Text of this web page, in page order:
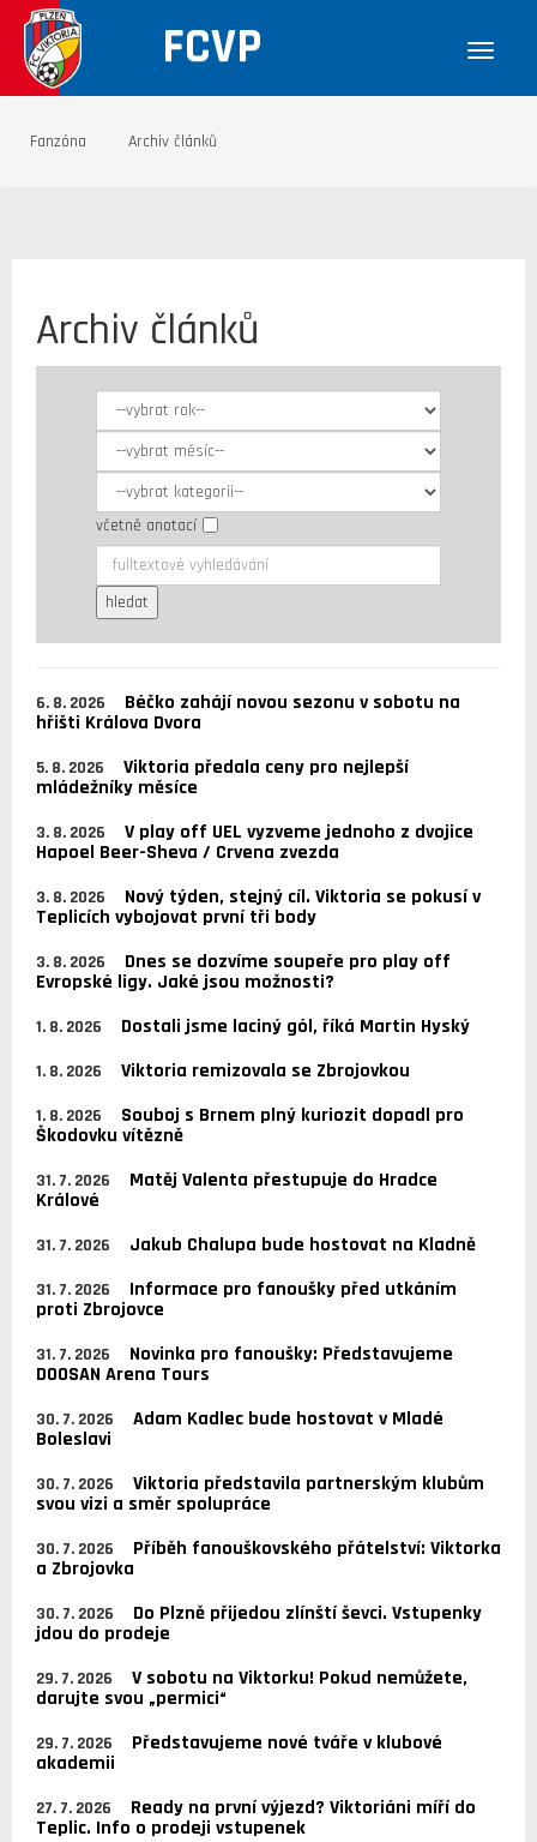
FCVP
Fanzóna Archiv článků
Archiv článků
včetně anotací
6. 8. 2026
Béčko zahájí novou sezonu v sobotu na
hřišti Králova Dvora
5. 8. 2026
Viktoria předala ceny pro nejlepší
mládežníky měsíce
3. 8. 2026
V play off UEL vyzveme jednoho z dvojice
Hapoel Beer-Sheva / Crvena zvezda
3. 8. 2026
Nový týden, stejný cíl. Viktoria se pokusí v
Teplicích vybojovat první tři body
3. 8. 2026
Dnes se dozvíme soupeře pro play off
Evropské ligy. Jaké jsou možnosti?
1. 8. 2026 Dostali jsme laciný gól, říká Martin Hyský
1. 8. 2026 Viktoria remizovala se Zbrojovkou
1. 8. 2026
Souboj s Brnem plný kuriozit dopadl pro
Škodovku vítězně
31. 7. 2026
Matěj Valenta přestupuje do Hradce
Králové
31. 7. 2026 Jakub Chalupa bude hostovat na Kladně
31. 7. 2026
Informace pro fanoušky před utkáním
proti Zbrojovce
31. 7. 2026
Novinka pro fanoušky: Představujeme
DOOSAN Arena Tours
30. 7. 2026
Adam Kadlec bude hostovat v Mladé
Boleslavi
30. 7. 2026
Viktoria představila partnerským klubům
svou vizi a směr spolupráce
30. 7. 2026
Příběh fanouškovského přátelství: Viktorka
a Zbrojovka
30. 7. 2026
Do Plzně přijedou zlínští ševci. Vstupenky
jdou do prodeje
29. 7. 2026
V sobotu na Viktorku! Pokud nemůžete,
darujte svou „permici“
29. 7. 2026
Představujeme nové tváře v klubové
akademii
27. 7. 2026
Ready na první výjezd? Viktoriáni míří do
Teplic. Info o prodeji vstupenek